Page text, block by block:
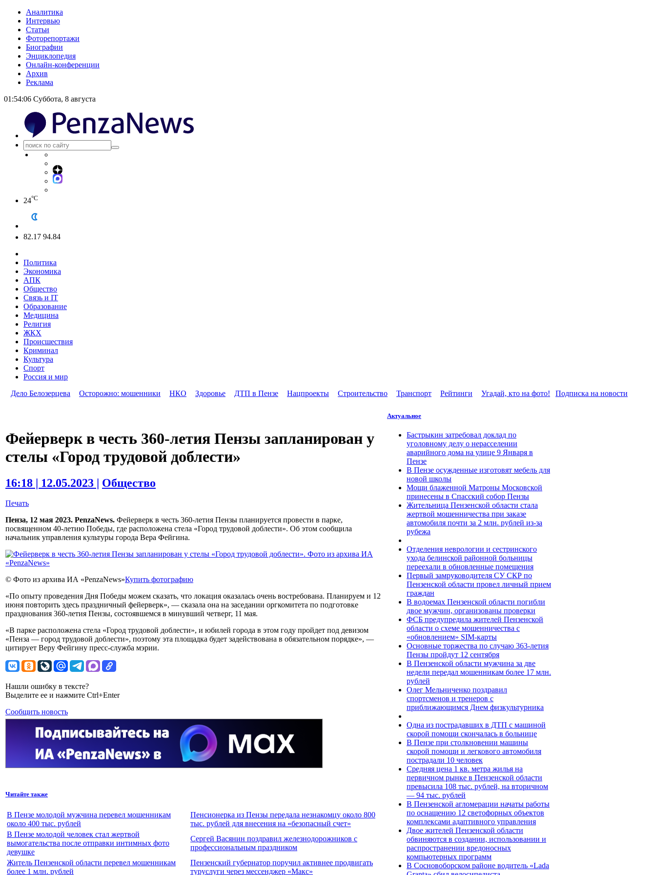
Аналитика
Интервью
Статьи
Фоторепортажи
Биографии
Энциклопедия
Онлайн-конференции
Архив
Реклама
01:54:07 Суббота, 8 августа
24°C
82.17 94.84
Политика
Экономика
АПК
Общество
Связь и IT
Образование
Медицина
Религия
ЖКХ
Происшествия
Криминал
Культура
Спорт
Россия и мир
Дело Белозерцева
Осторожно: мошенники НКО Здоровье ДТП в Пензе Нацпроекты Строительство Транспорт Рейтинги Угадай, кто на фото! Подписка на новости
Фейерверк в честь 360-летия Пензы запланирован у
стелы «Город трудовой доблести»
16:18 | 12.05.2023 | Общество
Печать
Пенза, 12 мая 2023. PenzaNews. Фейерверк в честь 360-летия Пензы планируется провести в парке,
посвященном 40-летию Победы, где расположена стела «Город трудовой доблести». Об этом сообщила
начальник управления культуры города Вера Фейгина.
© Фото из архива ИА «PenzaNews»Купить фотографию
«По опыту проведения Дня Победы можем сказать, что локация оказалась очень востребована. Планируем и 12
июня повторить здесь праздничный фейерверк», — сказала она на заседании оргкомитета по подготовке
празднования 360-летия Пензы, состоявшемся в минувший четверг, 11 мая.
«В парке расположена стела «Город трудовой доблести», и юбилей города в этом году пройдет под девизом
«Пенза — город трудовой доблести», поэтому эта площадка будет задействована в обязательном порядке», —
цитирует Веру Фейгину пресс-служба мэрии.
Нашли ошибку в тексте?
Выделите ее и нажмите Ctrl+Enter
Сообщить новость
Читайте также
В Пензе молодой мужчина перевел мошенникам
около 400 тыс. рублей
Пенсионерка из Пензы передала незнакомцу около 800
тыс. рублей для внесения на «безопасный счет»
В Пензе молодой человек стал жертвой
вымогательства после отправки интимных фото
девушке
Сергей Васянин поздравил железнодорожников с
профессиональным праздником
Житель Пензенской области перевел мошенникам
более 1 млн. рублей
Пензенский губернатор поручил активнее продвигать
туруслуги через мессенджер «Макс»
Актуальное
Бастрыкин затребовал доклад по
уголовному делу о нерасселении
аварийного дома на улице 9 Января в
Пензе
В Пензе осужденные изготовят мебель для
новой школы
Мощи блаженной Матроны Московской
принесены в Спасский собор Пензы
Жительница Пензенской области стала
жертвой мошенничества при заказе
автомобиля почти за 2 млн. рублей из-за
рубежа
Отделения неврологии и сестринского
ухода белинской районной больницы
переехали в обновленные помещения
Первый замруководителя СУ СКР по
Пензенской области провел личный прием
граждан
В водоемах Пензенской области погибли
двое мужчин, организованы проверки
ФСБ предупредила жителей Пензенской
области о схеме мошенничества c
«обновлением» SIM-карты
Основные торжества по случаю 363-летия
Пензы пройдут 12 сентября
В Пензенской области мужчина за две
недели передал мошенникам более 17 млн.
рублей
Олег Мельниченко поздравил
спортсменов и тренеров с
приближающимся Днем физкультурника
Одна из пострадавших в ДТП с машиной
скорой помощи скончалась в больнице
В Пензе при столкновении машины
скорой помощи и легкового автомобиля
пострадали 10 человек
Средняя цена 1 кв. метра жилья на
первичном рынке в Пензенской области
превысила 108 тыс. рублей, на вторичном
— 94 тыс. рублей
В Пензенской агломерации начаты работы
по оснащению 12 светофорных объектов
комплексами адаптивного управления
Двое жителей Пензенской области
обвиняются в создании, использовании и
распространении вредоносных
компьютерных программ
В Сосновоборском районе водитель «Lada